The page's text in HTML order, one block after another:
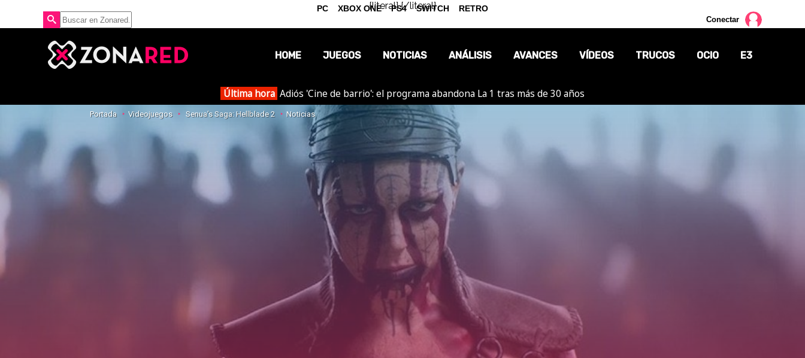
{literal}{/literal}
Conectar
HOME JUEGOS NOTICIAS
OPINIÓN
REPORTAJES
ANÁLISIS AVANCES VÍDEOS TRUCOS OCIO E3
Última hora Adiós 'Cine de barrio': el programa abandona La 1 tras más de 30 años
Portada Videojuegos Senua’s Saga: Hellblade 2 Noticias
PC XBOX ONE PS4 SWITCH RETRO